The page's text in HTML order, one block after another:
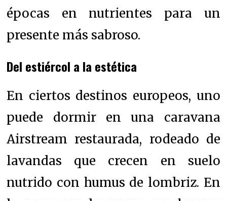
épocas en nutrientes para un
presente más sabroso.
Del estiércol a la estética
En ciertos destinos europeos, uno
puede dormir en una caravana
Airstream restaurada, rodeado de
lavandas que crecen en suelo
nutrido con humus de lombriz. En